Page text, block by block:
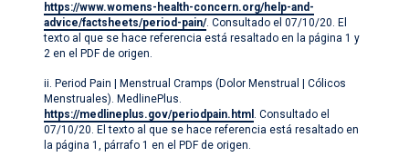
https://www.womens-health-concern.org/help-and-
advice/factsheets/period-pain/. Consultado el 07/10/20. El
texto al que se hace referencia está resaltado en la página 1 y
2 en el PDF de origen.
ii. Period Pain | Menstrual Cramps (Dolor Menstrual | Cólicos
Menstruales). MedlinePlus.
https://medlineplus.gov/periodpain.html . Consultado el
07/10/20. El texto al que se hace referencia está resaltado en
la página 1, párrafo 1 en el PDF de origen.